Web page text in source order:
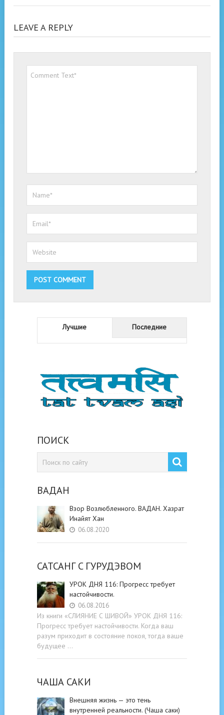
LEAVE A REPLY
Лучшие Последние
ПОИСК
ВАДАН
Взор Возлюбленного. ВАДАН. Хазрат
Инайят Хан
06.08.2020
САТСАНГ C ГУРУДЭВОМ
УРОК ДНЯ 116: Прогресс требует
настойчивости.
06.08.2016
Из книги «СЛИЯНИЕ С ШИВОЙ» УРОК ДНЯ 116:
Прогресс требует настойчивости. Когда ваш
разум приходит в состояние покоя, тогда ваше
будущее …
ЧАША САКИ
Внешняя жизнь — это тень
внутренней реальности. (Чаша саки)